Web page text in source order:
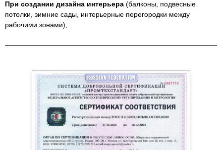
При создании дизайна интерьера (балконы, подвесные
потолки, зимние сады, интерьерные перегородки между
рабочими зонами);